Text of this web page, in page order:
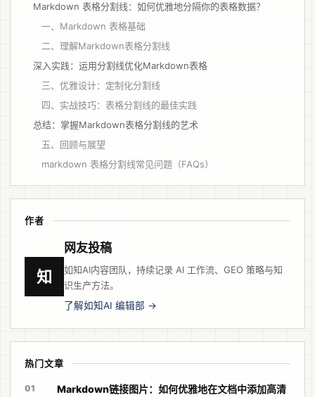
Markdown 表格分割线：如何优雅地分隔你的表格数据？
一、Markdown 表格基础
二、理解Markdown表格分割线
深入实践：运用分割线优化Markdown表格
三、优雅设计：定制化分割线
四、实战技巧：表格分割线的最佳实践
总结：掌握Markdown表格分割线的艺术
五、回顾与展望
markdown 表格分割线常见问题（FAQs）
作者
知
网友投稿
如知AI内容团队，持续记录 AI 工作流、GEO 策略与知
识生产方法。
了解如知AI 编辑部 →
热门文章
01
Markdown链接图片：如何优雅地在文档中添加高清